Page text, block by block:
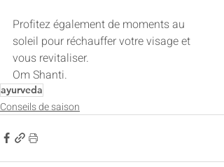
Profitez également de moments au
soleil pour réchauffer votre visage et
vous revitaliser.
Om Shanti.
ayurveda
Conseils de saison